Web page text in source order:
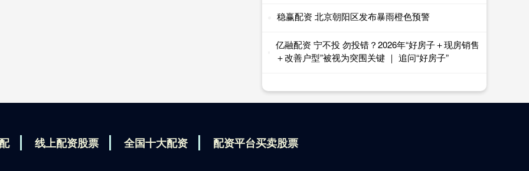
稳赢配资 北京朝阳区发布暴雨橙色预警
亿融配资 宁不投 勿投错？2026年“好房子＋现房销售
＋改善户型”被视为突围关键 ｜ 追问“好房子”
线上配资股票 全国十大配资 配资平台买卖股票